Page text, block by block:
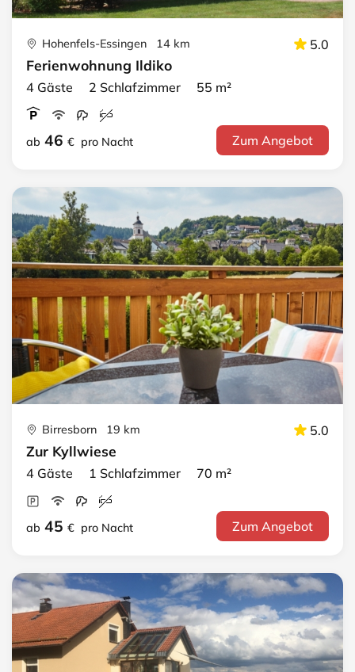
Hohenfels-Essingen 14 km 5.0
Ferienwohnung Ildiko
4 Gäste 2 Schlafzimmer 55 m²
ab 46 € pro Nacht Zum Angebot
Birresborn 19 km 5.0
Zur Kyllwiese
4 Gäste 1 Schlafzimmer 70 m²
ab 45 € pro Nacht Zum Angebot